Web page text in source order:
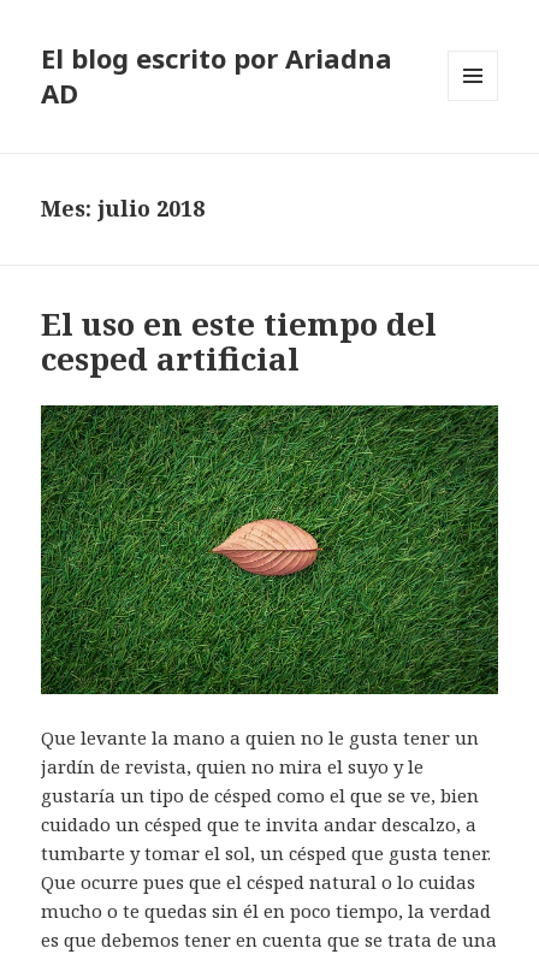
El blog escrito por Ariadna
AD
Mes: julio 2018
El uso en este tiempo del
cesped artificial
Que levante la mano a quien no le gusta tener un
jardín de revista, quien no mira el suyo y le
gustaría un tipo de césped como el que se ve, bien
cuidado un césped que te invita andar descalzo, a
tumbarte y tomar el sol, un césped que gusta tener.
Que ocurre pues que el césped natural o lo cuidas
mucho o te quedas sin él en poco tiempo, la verdad
es que debemos tener en cuenta que se trata de una